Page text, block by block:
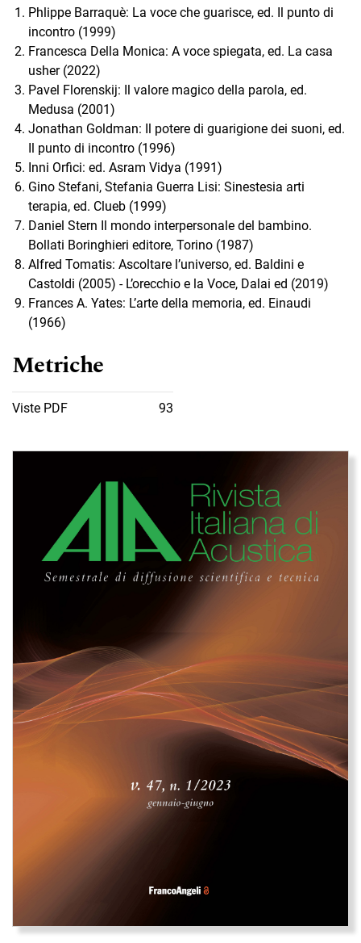
Phlippe Barraquè: La voce che guarisce, ed. Il punto di
incontro (1999)
Francesca Della Monica: A voce spiegata, ed. La casa
usher (2022)
Pavel Florenskij: Il valore magico della parola, ed.
Medusa (2001)
Jonathan Goldman: Il potere di guarigione dei suoni, ed.
Il punto di incontro (1996)
Inni Orfici: ed. Asram Vidya (1991)
Gino Stefani, Stefania Guerra Lisi: Sinestesia arti
terapia, ed. Clueb (1999)
Daniel Stern Il mondo interpersonale del bambino.
Bollati Boringhieri editore, Torino (1987)
Alfred Tomatis: Ascoltare l’universo, ed. Baldini e
Castoldi (2005) - L’orecchio e la Voce, Dalai ed (2019)
Frances A. Yates: L’arte della memoria, ed. Einaudi
(1966)
Metriche
Viste PDF 93
Immagine di copertina